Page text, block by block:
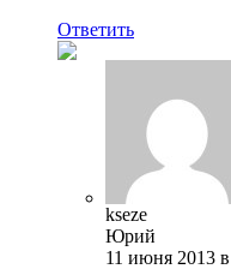
Ответить
kseze
Юрий
11 июня 2013